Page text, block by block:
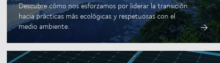
Descubre cómo nos esforzamos por liderar la transición
hacia prácticas más ecológicas y respetuosas con el
medio ambiente.